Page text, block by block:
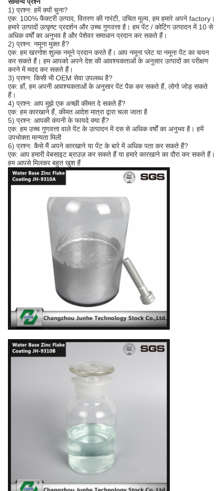
1) प्रश्न: हमें क्यों चुना?
एक: 100% फैक्टरी उत्पाद, वितरण की गारंटी, उचित मूल्य, हम हमारे अपने factory।
हमारे उत्पादों उत्कृष्ट प्रदर्शन और उच्च गुणवत्ता है। हम पेंट / कोटिंग उत्पादन में 10 से
अधिक वर्षों का अनुभव है और पेशेवर समाधान प्रदान कर सकते हैं।
2) प्रश्न: नमूना मुक्त है?
एक: हम खरगोश शुल्क नमूने प्रदान करते हैं। आप नमूना प्लेट या नमूना पेंट का चयन
कर सकते हैं। हम आपको अपने देश की आवश्यकताओं के अनुसार उत्पादों का परीक्षण
करने में मदद कर सकते हैं।
3) प्रश्न: किसी भी OEM सेवा उपलब्ध है?
एक: हाँ, हम अपनी आवश्यकताओं के अनुसार पेंट पैक कर सकते हैं, लोगो जोड़ सकते
हैं।
4) प्रश्न: आप मुझे एक अच्छी कीमत दे सकते हैं?
एक: हम कारखाने हैं, कीमत आदेश मात्रा द्वारा चला जाता है
5) प्रश्न: आपकी कंपनी के फायदे क्या हैं?
एक: हम उच्च गुणवत्ता वाले पेंट के उत्पादन में दस से अधिक वर्षों का अनुभव है। हमें
उपभोक्ता मान्यता मिली
6) प्रश्न: कैसे मैं अपने कारखाने या पेंट के बारे में अधिक पता कर सकते हैं?
एक: आप हमारी वेबसाइट ब्राउज़ कर सकते हैं या हमारे कारखाने का दौरा कर सकते हैं।
हम आपसे मिलकर बहुत खुश हैं